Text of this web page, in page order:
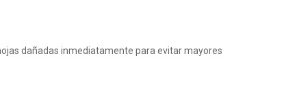
dañadas inmediatamente para evitar mayores